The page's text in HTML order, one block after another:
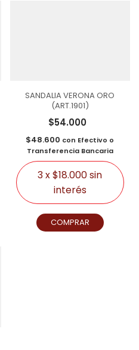
SANDALIA VERONA ORO
(ART.1901)
$54.000
$48.600 con Efectivo o
Transferencia Bancaria
3x$18.000sin
interés
COMPRAR